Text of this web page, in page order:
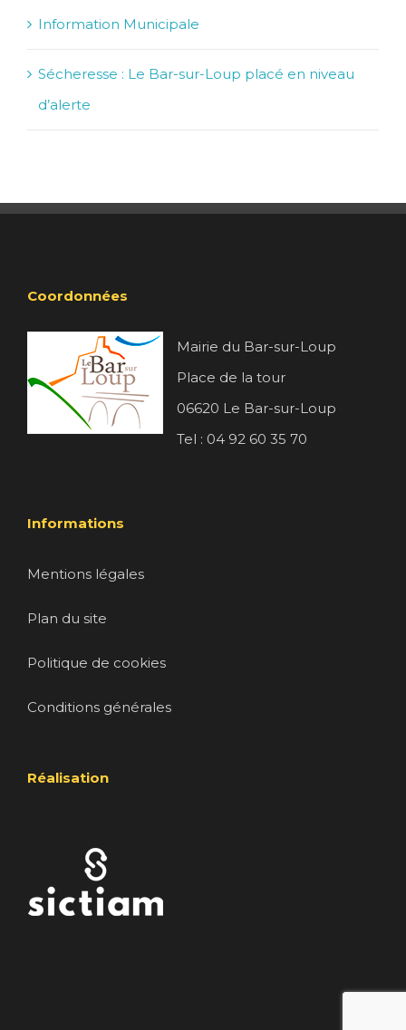
Information Municipale
Sécheresse : Le Bar-sur-Loup placé en niveau
d’alerte
Coordonnées
Mairie du Bar-sur-Loup
Place de la tour
06620 Le Bar-sur-Loup
Tel : 04 92 60 35 70
Informations
Mentions légales
Plan du site
Politique de cookies
Conditions générales
Réalisation